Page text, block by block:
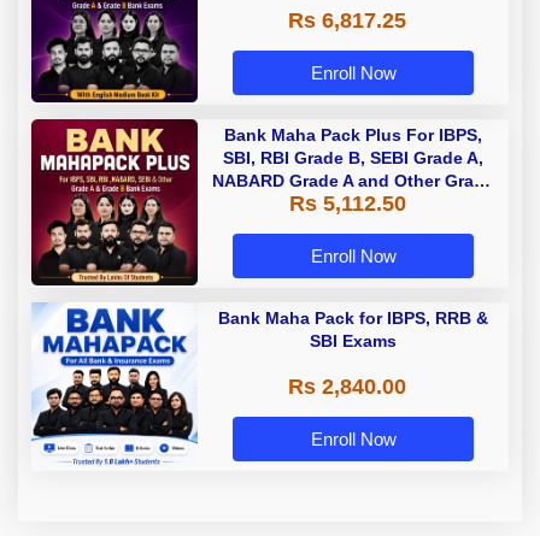
Rs 6,817.25
Enroll Now
Bank Maha Pack Plus For IBPS,
SBI, RBI Grade B, SEBI Grade A,
NABARD Grade A and Other Grade
A & Grade B Bank Exams
Rs 5,112.50
Enroll Now
Bank Maha Pack for IBPS, RRB &
SBI Exams
Rs 2,840.00
Enroll Now